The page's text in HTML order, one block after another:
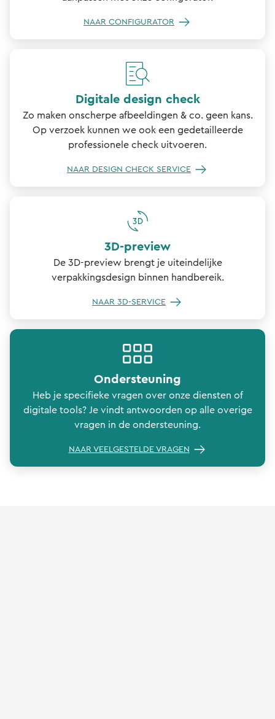
NAAR CONFIGURATOR
Digitale design check
Zo maken onscherpe afbeeldingen & co. geen kans.
Op verzoek kunnen we ook een gedetailleerde
professionele check uitvoeren.
NAAR DESIGN CHECK SERVICE
3D-preview
De 3D-preview brengt je uiteindelijke
verpakkingsdesign binnen handbereik.
NAAR 3D-SERVICE
Ondersteuning
Heb je specifieke vragen over onze diensten of
digitale tools? Je vindt antwoorden op alle overige
vragen in de ondersteuning.
NAAR VEELGESTELDE VRAGEN